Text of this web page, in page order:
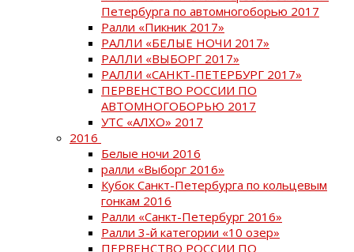
Петербурга по автомногоборью 2017
Ралли «Пикник 2017»
РАЛЛИ «БЕЛЫЕ НОЧИ 2017»
РАЛЛИ «ВЫБОРГ 2017»
РАЛЛИ «САНКТ-ПЕТЕРБУРГ 2017»
ПЕРВЕНСТВО РОССИИ ПО
АВТОМНОГОБОРЬЮ 2017
УТС «АЛХО» 2017
2016
Белые ночи 2016
ралли «Выборг 2016»
Кубок Санкт-Петербурга по кольцевым
гонкам 2016
Ралли «Санкт-Петербург 2016»
Ралли 3-й категории «10 озер»
ПЕРВЕНСТВО РОССИИ ПО